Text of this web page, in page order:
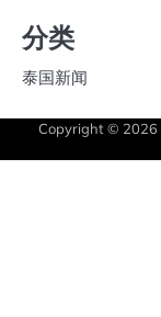
分类
泰国新闻
Copyright © 2026